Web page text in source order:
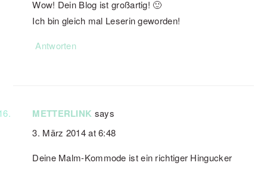
Wow! Dein Blog ist großartig! 🙂
Ich bin gleich mal Leserin geworden!
Antworten
METTERLINK says
3. März 2014 at 6:48
Deine Malm-Kommode ist ein richtiger Hingucker